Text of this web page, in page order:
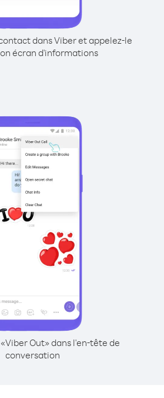
dans Viber et appelez-le
écran d'informations
Out» dans l'en-tête de
conversation